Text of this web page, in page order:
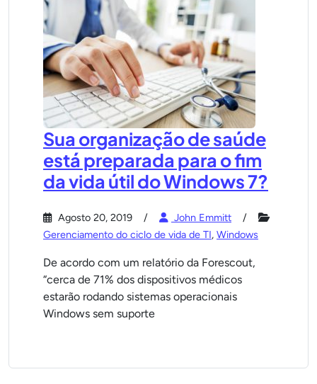
Sua organização de saúde
está preparada para o fim
da vida útil do Windows 7?
Agosto 20, 2019
John Emmitt
Gerenciamento do ciclo de vida de TI, Windows
De acordo com um relatório da Forescout,
“cerca de 71% dos dispositivos médicos
estarão rodando sistemas operacionais
Windows sem suporte